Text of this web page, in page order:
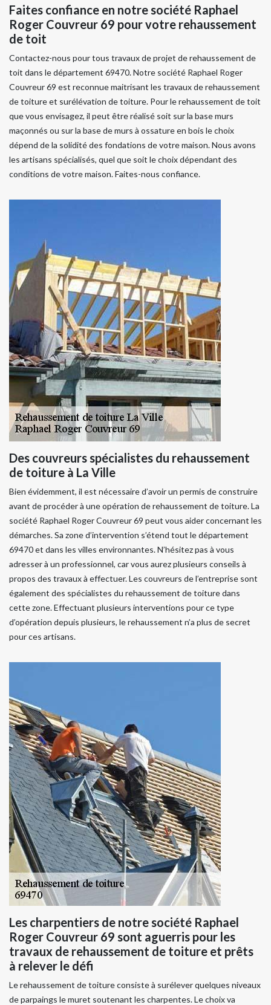
Faites confiance en notre société Raphael
Roger Couvreur 69 pour votre rehaussement
de toit
Contactez-nous pour tous travaux de projet de rehaussement de
toit dans le département 69470. Notre société Raphael Roger
Couvreur 69 est reconnue maitrisant les travaux de rehaussement
de toiture et surélévation de toiture. Pour le rehaussement de toit
que vous envisagez, il peut être réalisé soit sur la base murs
maçonnés ou sur la base de murs à ossature en bois le choix
dépend de la solidité des fondations de votre maison. Nous avons
les artisans spécialisés, quel que soit le choix dépendant des
conditions de votre maison. Faites-nous confiance.
Des couvreurs spécialistes du rehaussement
de toiture à La Ville
Bien évidemment, il est nécessaire d’avoir un permis de construire
avant de procéder à une opération de rehaussement de toiture. La
société Raphael Roger Couvreur 69 peut vous aider concernant les
démarches. Sa zone d’intervention s’étend tout le département
69470 et dans les villes environnantes. N’hésitez pas à vous
adresser à un professionnel, car vous aurez plusieurs conseils à
propos des travaux à effectuer. Les couvreurs de l’entreprise sont
également des spécialistes du rehaussement de toiture dans
cette zone. Effectuant plusieurs interventions pour ce type
d’opération depuis plusieurs, le rehaussement n’a plus de secret
pour ces artisans.
Les charpentiers de notre société Raphael
Roger Couvreur 69 sont aguerris pour les
travaux de rehaussement de toiture et prêts
à relever le défi
Le rehaussement de toiture consiste à surélever quelques niveaux
de parpaings le muret soutenant les charpentes. Le choix va